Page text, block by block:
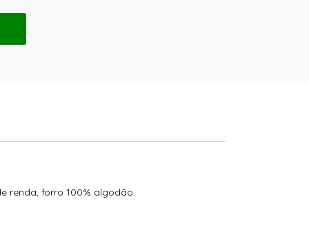
renda, forro 100% algodão.